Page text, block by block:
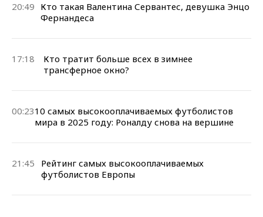
20:49 Кто такая Валентина Сервантес, девушка Энцо
Фернандеса
17:18
Кто тратит больше всех в зимнее
трансферное окно?
00:2310 самых высокооплачиваемых футболистов
мира в 2025 году: Роналду снова на вершине
21:45
Рейтинг самых высокооплачиваемых
футболистов Европы